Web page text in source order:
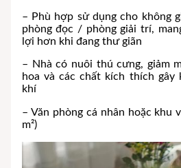
– Phù hợp sử dụng cho không
phòng đọc / phòng giải trí,
lợi hơn khi đang thư giãn
– Nhà có nuôi thú cưng, giảm
hoa và các chất kích thích gây
khí
– Văn phòng cá nhân hoặc khu
m²)